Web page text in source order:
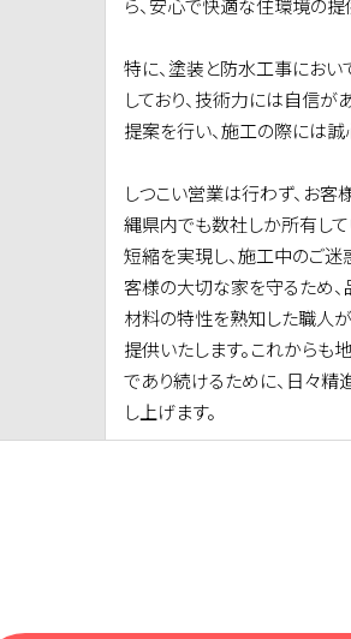
ら、安心で快適な住環境の提
特に、塗装と防水工事にお
しており、技術力には自信が
提案を行い、施工の際には誠
しつこい営業は行わず、お客
縄県内でも数社しか所有し
短縮を実現し、施工中のご迷
客様の大切な家を守るため、
材料の特性を熟知した職人
提供いたします。これからも
であり続けるために、日々精
し上げます。